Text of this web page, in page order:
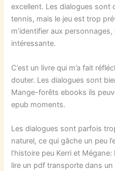
excellent. Les dialogues sont
tennis, mais le jeu est trop
m’identifier aux personnages,
intéressante.
C’est un livre qui m’a fait
douter. Les dialogues sont
Mange-forêts ebooks ils
epub moments.
Les dialogues sont parfois
naturel, ce qui gâche un peu
l’histoire peu Kerri et
lire un pdf transporte dans